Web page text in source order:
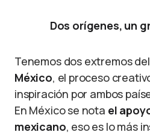
Dos orígenes, un
Tenemos dos extremos
México, el proceso
inspiración por ambos
En México se nota el
mexicano, eso es lo más